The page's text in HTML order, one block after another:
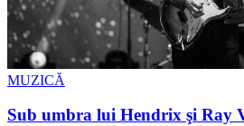
MUZICĂ
Sub umbra lui Hendrix şi Ray